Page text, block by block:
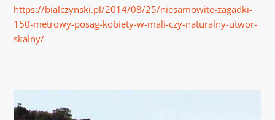
https://bialczynski.pl/2014/08/25/niesamowite-zagadki-
150-metrowy-posag-kobiety-w-mali-czy-naturalny-utwor-
skalny/